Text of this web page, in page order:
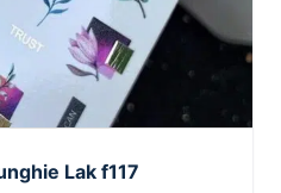
Lak f117